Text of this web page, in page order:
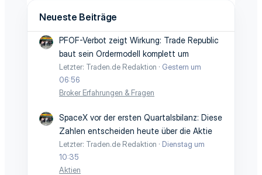
Neueste Beiträge
PFOF-Verbot zeigt Wirkung: Trade Republic
baut sein Ordermodell komplett um
Letzter: Traden.de Redaktion
Gestern um
06:56
Broker Erfahrungen & Fragen
SpaceX vor der ersten Quartalsbilanz: Diese
Zahlen entscheiden heute über die Aktie
Letzter: Traden.de Redaktion
Dienstag um
10:35
Aktien